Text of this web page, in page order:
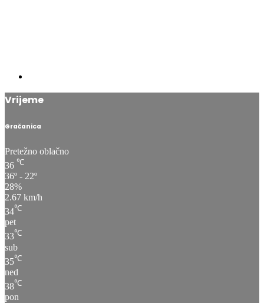
Vrijeme
Gračanica
Pretežno oblačno
36 ℃
36º - 22º
28%
2.67 km/h
34℃
pet
33℃
sub
35℃
ned
38℃
pon